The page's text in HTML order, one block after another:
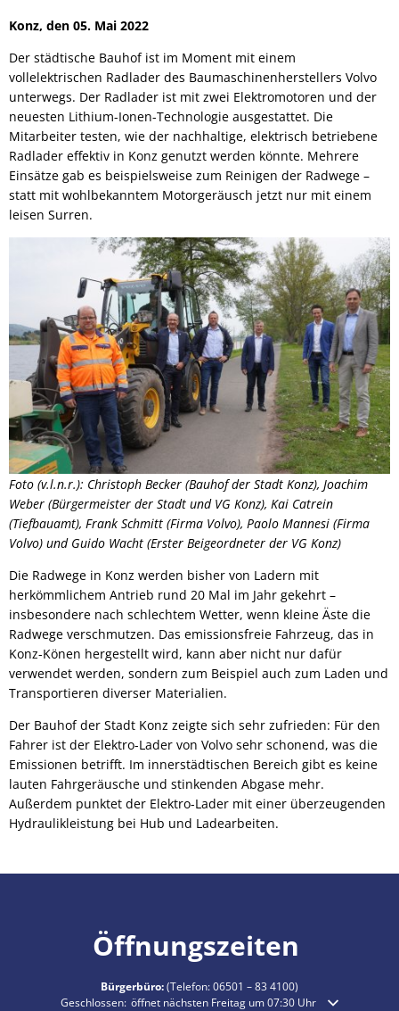
Konz, den 05. Mai 2022
Der städtische Bauhof ist im Moment mit einem
vollelektrischen Radlader des Baumaschinenherstellers Volvo
unterwegs. Der Radlader ist mit zwei Elektromotoren und der
neuesten Lithium-Ionen-Technologie ausgestattet. Die
Mitarbeiter testen, wie der nachhaltige, elektrisch betriebene
Radlader effektiv in Konz genutzt werden könnte. Mehrere
Einsätze gab es beispielsweise zum Reinigen der Radwege –
statt mit wohlbekanntem Motorgeräusch jetzt nur mit einem
leisen Surren.
Foto (v.l.n.r.): Christoph Becker (Bauhof der Stadt Konz), Joachim
Weber (Bürgermeister der Stadt und VG Konz), Kai Catrein
(Tiefbauamt), Frank Schmitt (Firma Volvo), Paolo Mannesi (Firma
Volvo) und Guido Wacht (Erster Beigeordneter der VG Konz)
Die Radwege in Konz werden bisher von Ladern mit
herkömmlichem Antrieb rund 20 Mal im Jahr gekehrt –
insbesondere nach schlechtem Wetter, wenn kleine Äste die
Radwege verschmutzen. Das emissionsfreie Fahrzeug, das in
Konz-Könen hergestellt wird, kann aber nicht nur dafür
verwendet werden, sondern zum Beispiel auch zum Laden und
Transportieren diverser Materialien.
Der Bauhof der Stadt Konz zeigte sich sehr zufrieden: Für den
Fahrer ist der Elektro-Lader von Volvo sehr schonend, was die
Emissionen betrifft. Im innerstädtischen Bereich gibt es keine
lauten Fahrgeräusche und stinkenden Abgase mehr.
Außerdem punktet der Elektro-Lader mit einer überzeugenden
Hydraulikleistung bei Hub und Ladearbeiten.
Öffnungszeiten
Bürgerbüro:(Telefon:06501 – 83 4100)
Klicken, um weitere Öffnungs- oder Schließzeiten auszublenden
Geschlossen: öffnet nächsten Freitag um 07:30 Uhr